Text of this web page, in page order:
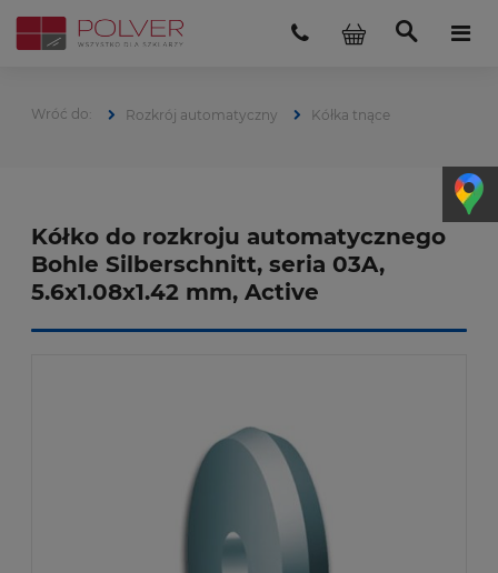
Rozkrój automatyczny Kółka tnące
Kółko do rozkroju automatycznego
Bohle Silberschnitt, seria 03A,
5.6x1.08x1.42 mm, Active